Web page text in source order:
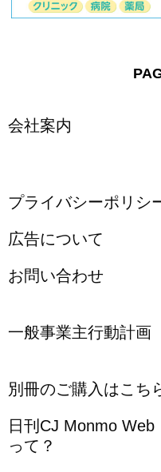
会社案内
プライバシーポリシ
広告について
お問い合わせ
一般事業主行動計画
別冊のご購入はこち
日刊CJ Monmo Web
って？